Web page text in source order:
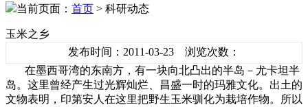
当前页面： 首页 > 科研动态
玉米之乡
发布时间：2011-03-23 浏览次数：
在墨西哥湾的东南方，有一块向北凸出的半岛－尤卡坦半
岛。这里曾经产生过光辉灿烂、昌盛一时的玛雅文化。出土的
文物表明，印第安人在这里把野生玉米驯化为栽培作物。所以